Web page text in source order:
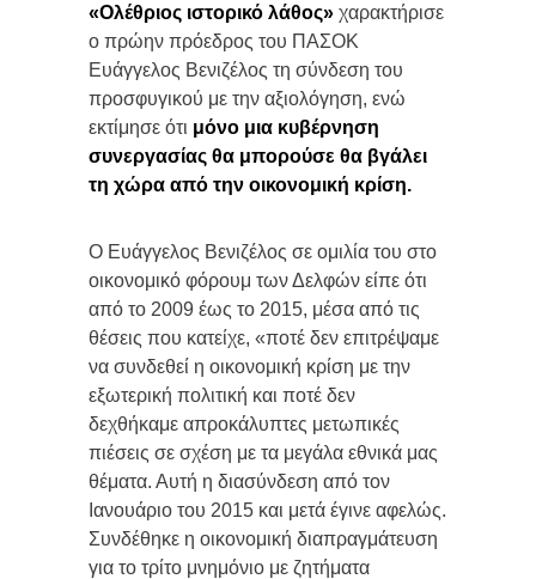
«Ολέθριος ιστορικό λάθος» χαρακτήρισε
ο πρώην πρόεδρος του ΠΑΣΟΚ
Ευάγγελος Βενιζέλος τη σύνδεση του
προσφυγικού με την αξιολόγηση, ενώ
εκτίμησε ότι μόνο μια κυβέρνηση
συνεργασίας θα μπορούσε θα βγάλει
τη χώρα από την οικονομική κρίση.
Ο Ευάγγελος Βενιζέλος σε ομιλία του στο
οικονομικό φόρουμ των Δελφών είπε ότι
από το 2009 έως το 2015, μέσα από τις
θέσεις που κατείχε, «ποτέ δεν επιτρέψαμε
να συνδεθεί η οικονομική κρίση με την
εξωτερική πολιτική και ποτέ δεν
δεχθήκαμε απροκάλυπτες μετωπικές
πιέσεις σε σχέση με τα μεγάλα εθνικά μας
θέματα. Αυτή η διασύνδεση από τον
Ιανουάριο του 2015 και μετά έγινε αφελώς.
Συνδέθηκε η οικονομική διαπραγμάτευση
για το τρίτο μνημόνιο με ζητήματα